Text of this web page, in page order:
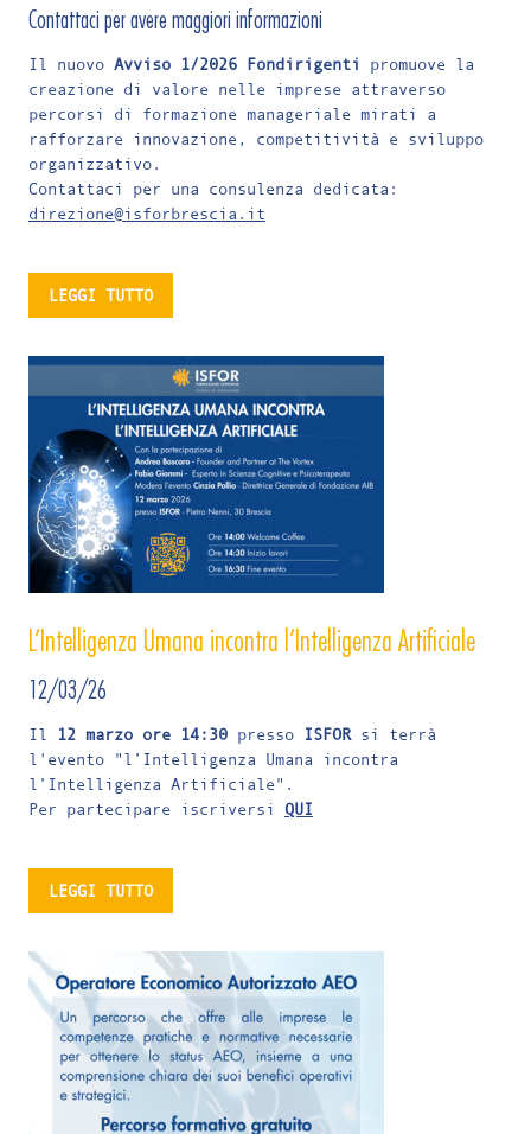
Contattaci per avere maggiori informazioni
Il nuovo Avviso 1/2026 Fondirigenti promuove la
creazione di valore nelle imprese attraverso
percorsi di formazione manageriale mirati a
rafforzare innovazione, competitività e sviluppo
organizzativo.
Contattaci per una consulenza dedicata:
direzione@isforbrescia.it
LEGGI TUTTO
L’Intelligenza Umana incontra l’Intelligenza Artificiale
12/03/26
Il 12 marzo ore 14:30 presso ISFOR si terrà
l'evento "l’Intelligenza Umana incontra
l’Intelligenza Artificiale".
Per partecipare iscriversi QUI
LEGGI TUTTO